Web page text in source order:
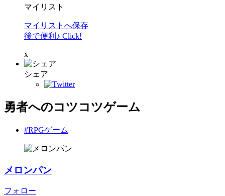
マイリスト
マイリストへ保存
後で便利♪ Click!
x
シェア
勇者へのコツコツゲーム
#RPGゲーム
メロンパン
フォロー